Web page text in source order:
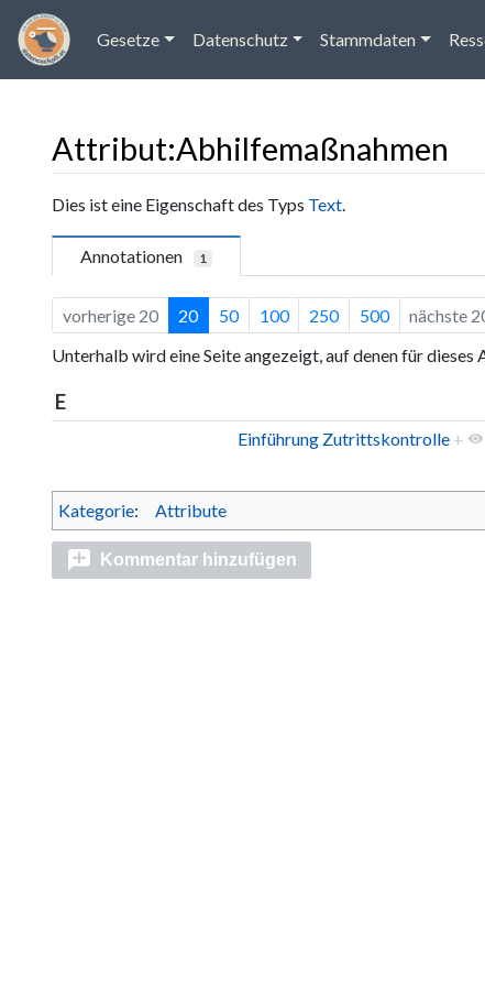
Gesetze Datenschutz Stammdaten
Attribut:Abhilfemaßnahmen
Wechseln zu:Navigation,Suche
Dies ist eine Eigenschaft des Typs Text.
Annotationen 1
vorherige 20 20 50 100 250 500 nächste
Unterhalb wird eine Seite angezeigt, auf denen für
E
Einführung Zutrittskontrolle +
Kategorie: Attribute
Kommentar hinzufügen